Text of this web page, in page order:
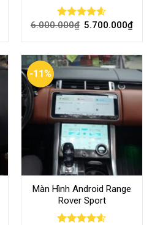
Rated4.56
6.000.000₫ 5.700.000₫
-11%
Màn Hình Android Range
Rover Sport